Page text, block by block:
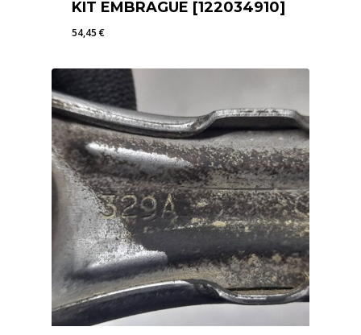
KIT EMBRAGUE [122034910]
54,45€